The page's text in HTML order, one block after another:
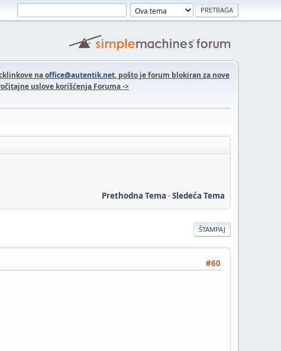
naoffice@autentik.net, pošto je forum blokiran za nove
uslove korišćenja Foruma ->
Prethodna Tema -Sledeća Tema
ŠTAMPAJ
#60